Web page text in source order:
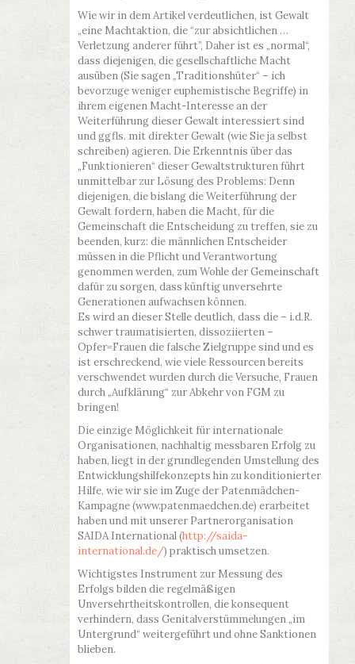
Wie wir in dem Artikel verdeutlichen, ist Gewalt
„eine Machtaktion, die “zur absichtlichen …
Verletzung anderer führt”, Daher ist es „normal“,
dass diejenigen, die gesellschaftliche Macht
ausüben (Sie sagen „Traditionshüter“ – ich
bevorzuge weniger euphemistische Begriffe) in
ihrem eigenen Macht-Interesse an der
Weiterführung dieser Gewalt interessiert sind
und ggfls. mit direkter Gewalt (wie Sie ja selbst
schreiben) agieren. Die Erkenntnis über das
„Funktionieren“ dieser Gewaltstrukturen führt
unmittelbar zur Lösung des Problems: Denn
diejenigen, die bislang die Weiterführung der
Gewalt fordern, haben die Macht, für die
Gemeinschaft die Entscheidung zu treffen, sie zu
beenden, kurz: die männlichen Entscheider
müssen in die Pflicht und Verantwortung
genommen werden, zum Wohle der Gemeinschaft
dafür zu sorgen, dass künftig unversehrte
Generationen aufwachsen können.
Es wird an dieser Stelle deutlich, dass die – i.d.R.
schwer traumatisierten, dissoziierten –
Opfer=Frauen die falsche Zielgruppe sind und es
ist erschreckend, wie viele Ressourcen bereits
verschwendet wurden durch die Versuche, Frauen
durch „Aufklärung“ zur Abkehr von FGM zu
bringen!
Die einzige Möglichkeit für internationale
Organisationen, nachhaltig messbaren Erfolg zu
haben, liegt in der grundlegenden Umstellung des
Entwicklungshilfekonzepts hin zu konditionierter
Hilfe, wie wir sie im Zuge der Patenmädchen-
Kampagne (www.patenmaedchen.de) erarbeitet
haben und mit unserer Partnerorganisation
SAIDA International (http://saida-
international.de/) praktisch umsetzen.
Wichtigstes Instrument zur Messung des
Erfolgs bilden die regelmäßigen
Unversehrtheitskontrollen, die konsequent
verhindern, dass Genitalverstümmelungen „im
Untergrund“ weitergeführt und ohne Sanktionen
blieben.